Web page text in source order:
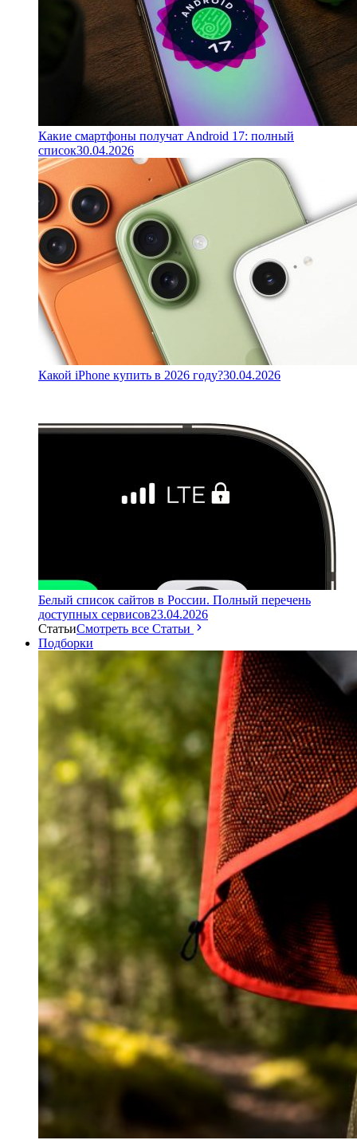
Какие смартфоны получат Android 17: полный
список30.04.2026
Какой iPhone купить в 2026 году?30.04.2026
Белый список сайтов в России. Полный перечень
доступных сервисов23.04.2026
СтатьиСмотреть все Статьи
Подборки